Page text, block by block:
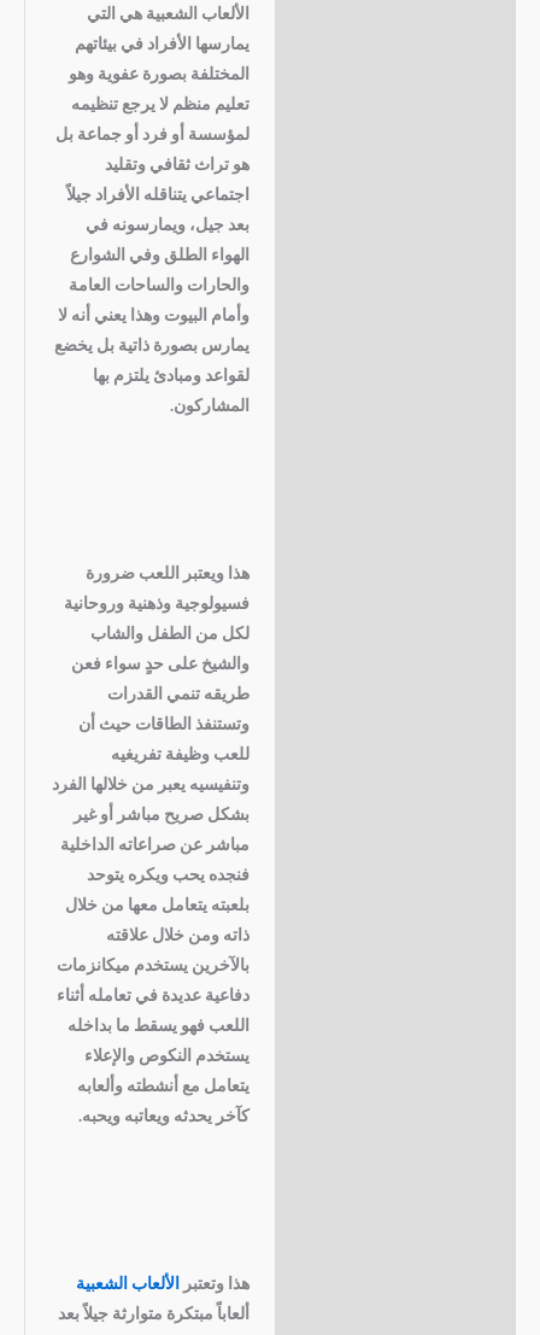
الألعاب الشعبية هي التي
يمارسها الأفراد في بيئاتهم
المختلفة بصورة عفوية وهو
تعليم منظم لا يرجع تنظيمه
لمؤسسة أو فرد أو جماعة بل
هو تراث ثقافي وتقليد
اجتماعي يتناقله الأفراد جيلاً
بعد جيل، ويمارسونه في
الهواء الطلق وفي الشوارع
والحارات والساحات العامة
وأمام البيوت وهذا يعني أنه لا
يمارس بصورة ذاتية بل يخضع
لقواعد ومبادئ يلتزم بها
المشاركون.
هذا ويعتبر اللعب ضرورة
فسيولوجية وذهنية وروحانية
لكل من الطفل والشاب
والشيخ على حدٍ سواء فعن
طريقه تنمي القدرات
وتستنفذ الطاقات حيث أن
للعب وظيفة تفريغيه
وتنفيسيه يعبر من خلالها الفرد
بشكل صريح مباشر أو غير
مباشر عن صراعاته الداخلية
فنجده يحب ويكره يتوحد
بلعبته يتعامل معها من خلال
ذاته ومن خلال علاقته
بالآخرين يستخدم ميكانزمات
دفاعية عديدة في تعامله أثناء
اللعب فهو يسقط ما بداخله
يستخدم النكوص والإعلاء
يتعامل مع أنشطته وألعابه
كآخر يحدثه ويعاتبه ويحبه.
هذا وتعتبر الألعاب الشعبية
ألعاباً مبتكرة متوارثة جيلاً بعد